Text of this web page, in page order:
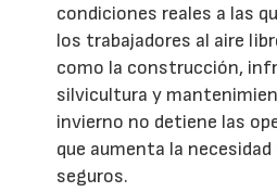
condiciones reales a las
los trabajadores al aire
como la construcción,
silvicultura y
invierno no detiene las
que aumenta la necesidad
seguros.